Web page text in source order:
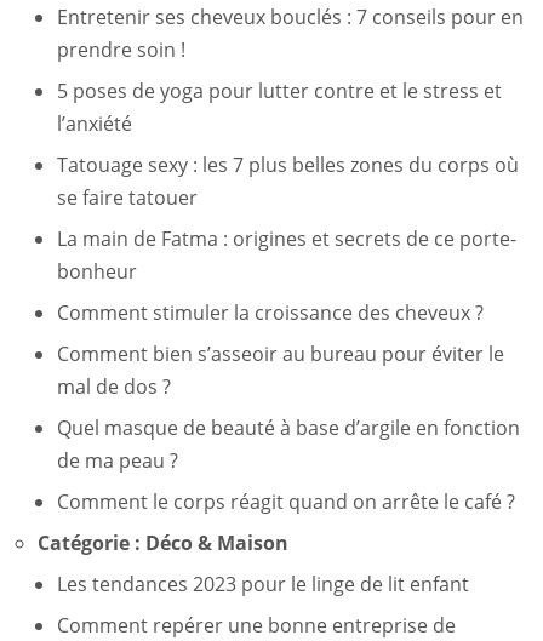
Entretenir ses cheveux bouclés : 7 conseils pour en
prendre soin !
5 poses de yoga pour lutter contre et le stress et
l’anxiété
Tatouage sexy : les 7 plus belles zones du corps où
se faire tatouer
La main de Fatma : origines et secrets de ce porte-
bonheur
Comment stimuler la croissance des cheveux ?
Comment bien s’asseoir au bureau pour éviter le
mal de dos ?
Quel masque de beauté à base d’argile en fonction
de ma peau ?
Comment le corps réagit quand on arrête le café ?
Catégorie : Déco & Maison
Les tendances 2023 pour le linge de lit enfant
Comment repérer une bonne entreprise de